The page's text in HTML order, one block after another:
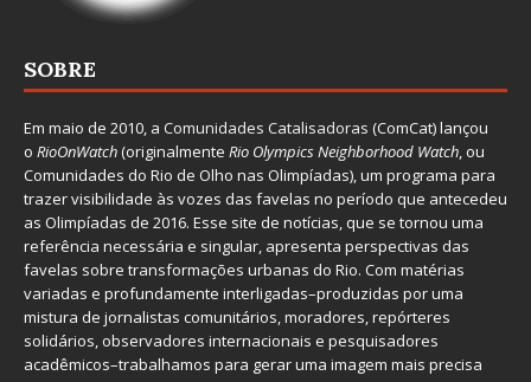
SOBRE
Em maio de 2010, a Comunidades Catalisadoras (ComCat) lançou
o RioOnWatch(originalmente Rio Olympics Neighborhood Watch, ou
Comunidades do Rio de Olho nas Olimpíadas), um programa para
trazer visibilidade às vozes das favelas no período que antecedeu
as Olimpíadas de 2016. Esse site de notícias, que se tornou uma
referência necessária e singular, apresenta perspectivas das
favelas sobre transformações urbanas do Rio. Com matérias
variadas e profundamente interligadas–produzidas por uma
mistura de jornalistas comunitários, moradores, repórteres
solidários, observadores internacionais e pesquisadores
acadêmicos–trabalhamos para gerar uma imagem mais precisa